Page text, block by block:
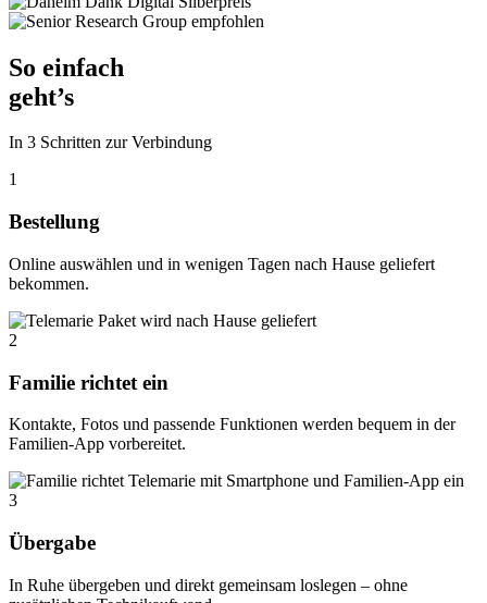
So einfach
geht’s
In 3 Schritten zur Verbindung
1
Bestellung
Online auswählen und in wenigen Tagen nach Hause geliefert
bekommen.
2
Familie richtet ein
Kontakte, Fotos und passende Funktionen werden bequem in der
Familien-App vorbereitet.
3
Übergabe
In Ruhe übergeben und direkt gemeinsam loslegen – ohne